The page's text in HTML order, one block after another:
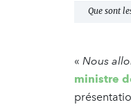
Que sont
« Nous
ministre